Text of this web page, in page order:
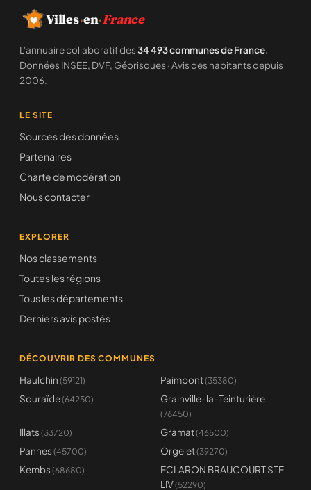
Villes·en·France
L'annuaire collaboratif des34 493 communes de France.
Données INSEE, DVF, Géorisques · Avis des habitants depuis
2006.
LE SITE
Sources des données
Partenaires
Charte de modération
Nous contacter
EXPLORER
Nos classements
Toutes les régions
Tous les départements
Derniers avis postés
DÉCOUVRIR DES COMMUNES
Haulchin (59121) Paimpont(35380)
Souraïde(64250) Grainville-la-Teinturière
(76450)
Illats (33720) Gramat(46500)
Pannes (45700) Orgelet(39270)
Kembs (68680)
ECLARON BRAUCOURT STE
LIV(52290)